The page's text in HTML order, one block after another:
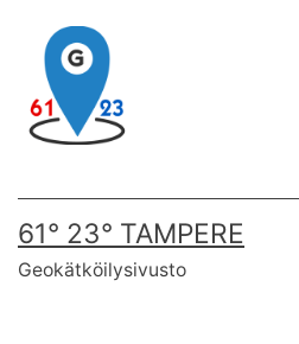
content
61° 23° TAMPERE
Geokätköilysivusto